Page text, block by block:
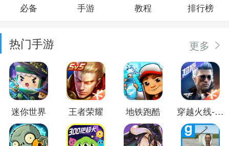
必备 手游 教程 排行榜
热门手游 更多
迷你世界 王者荣耀 地铁跑酷 穿越火线-枪战王者